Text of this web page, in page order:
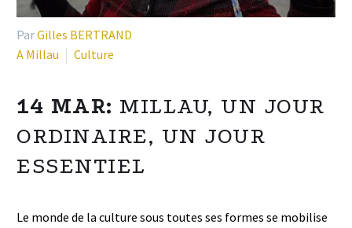
ParGilles BERTRAND
A Millau
Culture
14 MAR: MILLAU, UN JOUR
ORDINAIRE, UN JOUR
ESSENTIEL
Le monde de la culture sous toutes ses formes se mobilise